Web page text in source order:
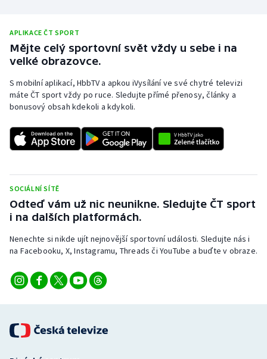
Plážový volejbal
Ragby
Rychlobruslení
Rychlostní kanoistika
Sportovní střelba
Stolní tenis
Triatlon
Veslování
Vodní slalom
Volejbal
APLIKACE ČT SPORT
Mějte celý sportovní svět vždy u sebe i na
velké obrazovce.
S mobilní aplikací, HbbTV a apkou iVysílání ve své chytré televizi
máte ČT sport vždy po ruce. Sledujte přímé přenosy, články a
bonusový obsah kdekoli a kdykoli.
SOCIÁLNÍ SÍTĚ
Odteď vám už nic neunikne. Sledujte ČT sport
i na dalších platformách.
Nenechte si nikde ujít nejnovější sportovní události. Sledujte nás i
na Facebooku, X, Instagramu, Threads či YouTube a buďte v obraze.